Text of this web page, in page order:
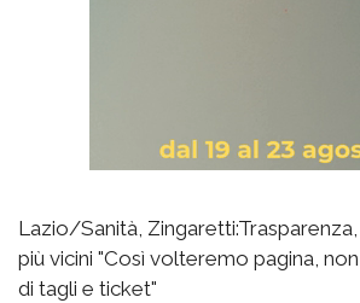
Lazio/Sanità,
più vicini "Così volteremo pagina,
di tagli e ticket"